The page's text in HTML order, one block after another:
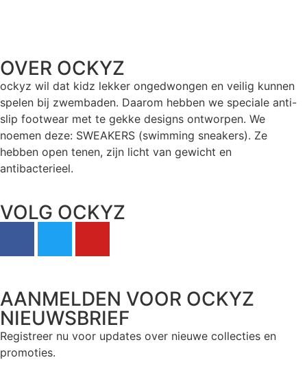
OVER OCKYZ
ockyz wil dat kidz lekker ongedwongen en veilig kunnen
spelen bij zwembaden. Daarom hebben we speciale anti-
slip footwear met te gekke designs ontworpen. We
noemen deze: SWEAKERS (swimming sneakers). Ze
hebben open tenen, zijn licht van gewicht en
antibacterieel.
VOLG OCKYZ
AANMELDEN VOOR OCKYZ
NIEUWSBRIEF
Registreer nu voor updates over nieuwe collecties en
promoties.